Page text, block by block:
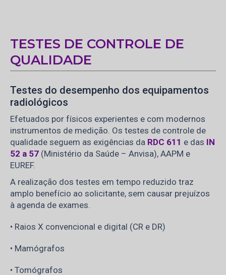
TESTES DE CONTROLE DE
QUALIDADE
Testes do desempenho dos equipamentos
radiológicos
Efetuados por físicos experientes e com modernos
instrumentos de medição. Os testes de controle de
qualidade seguem as exigências da RDC 611 e das IN
52 a 57 (Ministério da Saúde – Anvisa), AAPM e
EUREF.
A realização dos testes em tempo reduzido traz
amplo benefício ao solicitante, sem causar prejuízos
à agenda de exames.
• Raios X convencional e digital (CR e DR)
• Mamógrafos
• Tomógrafos